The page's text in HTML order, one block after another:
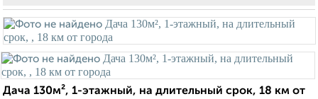
Дача 130м², 1-этажный, на длительный срок, 18 км от